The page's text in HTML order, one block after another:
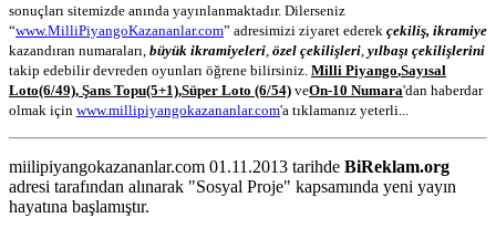
sonuçları sitemizde anında yayınlanmaktadır. Dilerseniz
“www.MilliPiyangoKazananlar.com” adresimizi ziyaret ederek çekiliş, ikramiye
kazandıran numaraları, büyük ikramiyeleri özel çekilişleri yılbaşı çekilişlerini
takip edebilir devreden oyunları öğrene bilirsiniz. Milli Piyango,Sayısal
Loto(6/49), Şans Topu(5+1),Süper Loto (6/54) veOn-10 Numara'dan haberdar
olmak için www.millipiyangokazananlar.com'a tıklamanız yeterli...
miilipiyangokazananlar.com 01.11.2013 tarihde BiReklam.org
adresi tarafından alınarak "Sosyal Proje" kapsamında yeni yayın
hayatına başlamıştır.